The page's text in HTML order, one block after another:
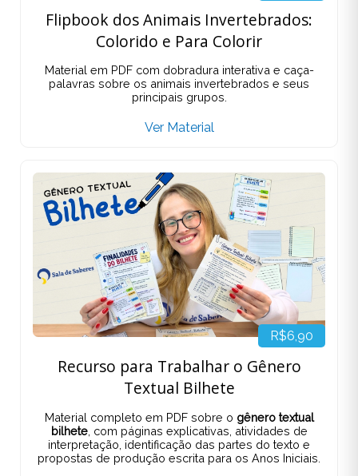
Flipbook dos Animais Invertebrados:
Colorido e Para Colorir
Material em PDF com dobradura interativa e caça-
palavras sobre os animais invertebrados e seus
principais grupos.
Ver Material
R$6,90
Recurso para Trabalhar o Gênero
Textual Bilhete
Material completo em PDF sobre o gênero textual
bilhete, com páginas explicativas, atividades de
interpretação, identificação das partes do texto e
propostas de produção escrita para os Anos Iniciais.